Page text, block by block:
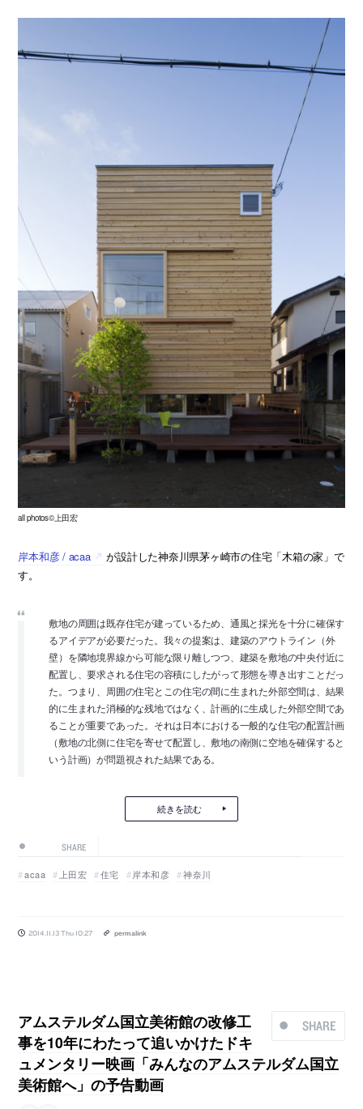
all photos©上田宏
岸本和彦 / acaa
が設計した神奈川県茅ヶ崎市の住宅「木箱の家」で
す。
敷地の周囲は既存住宅が建っているため、通風と採光を十分に確保す
るアイデアが必要だった。我々の提案は、建築のアウトライン（外
壁）を隣地境界線から可能な限り離しつつ、建築を敷地の中央付近に
配置し、要求される住宅の容積にしたがって形態を導き出すことだっ
た。つまり、周囲の住宅とこの住宅の間に生まれた外部空間は、結果
的に生まれた消極的な残地ではなく、計画的に生成した外部空間であ
ることが重要であった。それは日本における一般的な住宅の配置計画
（敷地の北側に住宅を寄せて配置し、敷地の南側に空地を確保すると
いう計画）が問題視された結果である。
続きを読む
SHARE
acaa 上田宏 住宅 岸本和彦 神奈川
2014.11.13 Thu 10:27 permalink
SHARE
アムステルダム国立美術館の改修工
事を10年にわたって追いかけたドキ
ュメンタリー映画「みんなのアムステルダム国立
美術館へ」の予告動画